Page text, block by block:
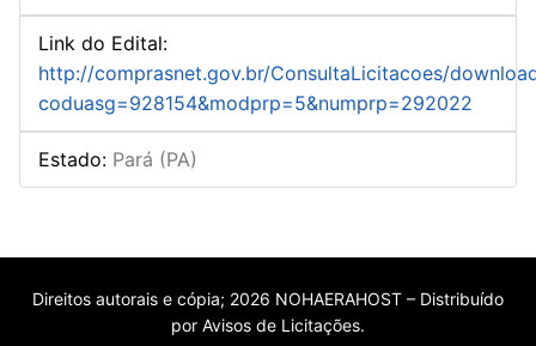
Link do Edital:
http://comprasnet.gov.br/ConsultaLicitacoes/
coduasg=928154&modprp=5&numprp=292022
Estado: Pará (PA)
Direitos autorais e cópia; 2026 NOHAERAHOST – Distribuído
por Avisos de Licitações.